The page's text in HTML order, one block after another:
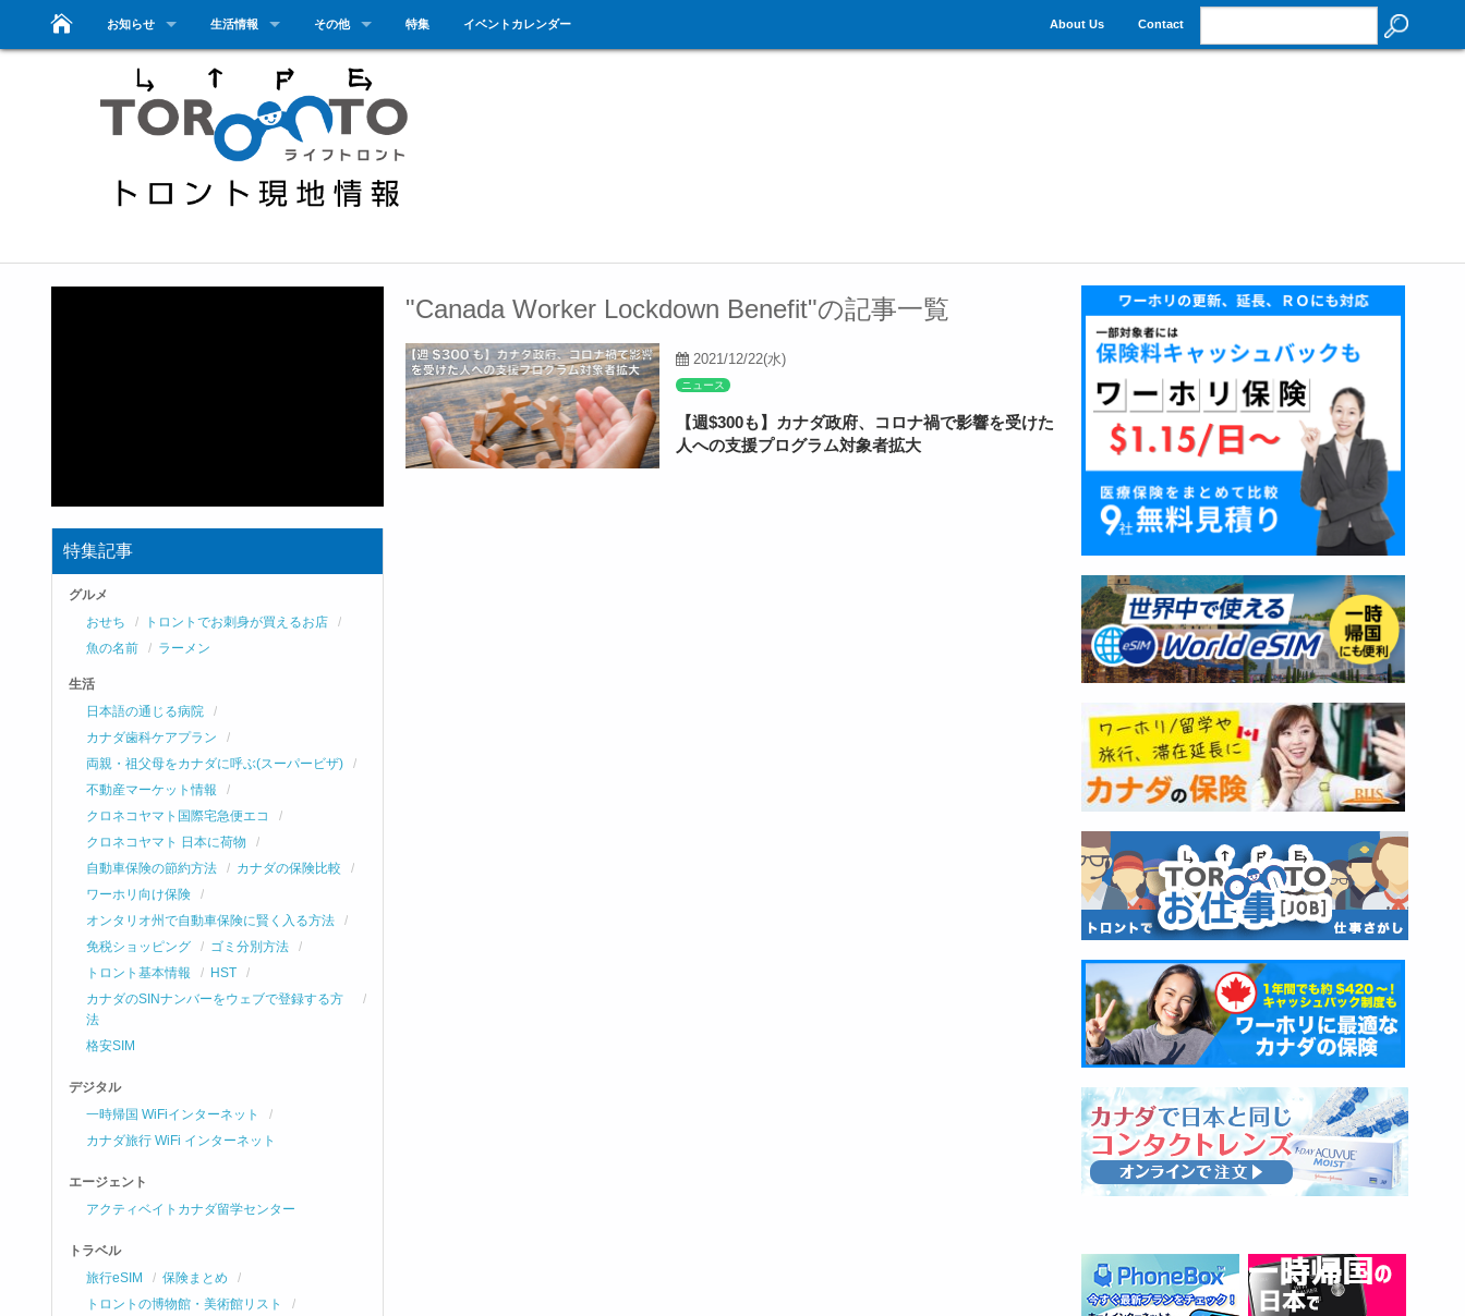
お知らせ 生活情報 その他 特集 イベントカレンダー About Us Contact
"Canada Worker Lockdown Benefit"の記事一覧
2021/12/22(水)
ニュース
【週$300も】カナダ政府、コロナ禍で影響を受けた
人への支援プログラム対象者拡大
特集記事
グルメ
おせち
トロントでお刺身が買えるお店
魚の名前
ラーメン
生活
日本語の通じる病院
カナダ歯科ケアプラン
両親・祖父母をカナダに呼ぶ(スーパービザ)
不動産マーケット情報
クロネコヤマト国際宅急便エコ
クロネコヤマト 日本に荷物
自動車保険の節約方法
カナダの保険比較
ワーホリ向け保険
オンタリオ州で自動車保険に賢く入る方法
免税ショッピング
ゴミ分別方法
トロント基本情報
HST
カナダのSINナンバーをウェブで登録する方
法
格安SIM
デジタル
一時帰国 WiFiインターネット
カナダ旅行 WiFi インターネット
エージェント
アクティベイトカナダ留学センター
トラベル
旅行eSIM
保険まとめ
トロントの博物館・美術館リスト